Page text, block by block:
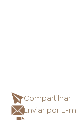
Compartilhar
Enviar por E-